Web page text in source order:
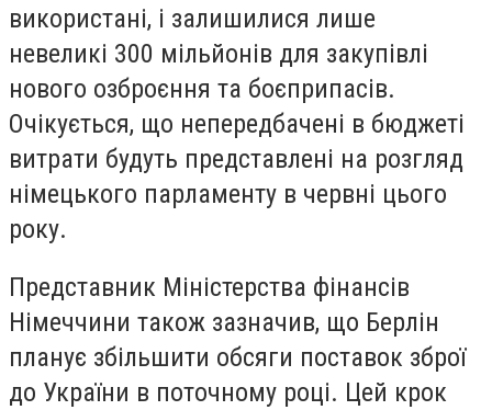
використані, і залишилися лише
невеликі 300 мільйонів для закупівлі
нового озброєння та боєприпасів.
Очікується, що непередбачені в бюджеті
витрати будуть представлені на розгляд
німецького парламенту в червні цього
року.
Представник Міністерства фінансів
Німеччини також зазначив, що Берлін
планує збільшити обсяги поставок зброї
до України в поточному році. Цей крок